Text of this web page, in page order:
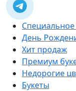
День
Хит продаж
Премиум
Недорогие
Букеты